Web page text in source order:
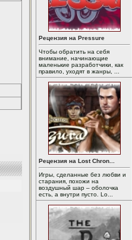
Рецензия на Pressure
Чтобы обратить на себя
внимание, начинающие
маленькие разработчики, как
правило, уходят в жанры, ...
Рецензия на Lost Chron...
Игры, сделанные без любви и
старания, похожи на
воздушный шар – оболочка
есть, а внутри пусто. Lo...